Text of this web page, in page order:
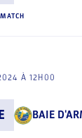
À 12H00
BAIE